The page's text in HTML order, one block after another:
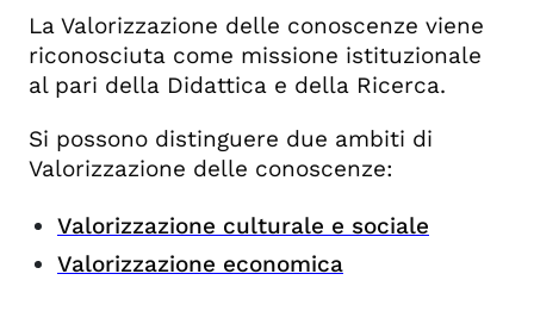
La Valorizzazione delle conoscenze viene
riconosciuta come missione istituzionale
al pari della Didattica e della Ricerca.
Si possono distinguere due ambiti di
Valorizzazione delle conoscenze:
Valorizzazione culturale e sociale
Valorizzazione economica